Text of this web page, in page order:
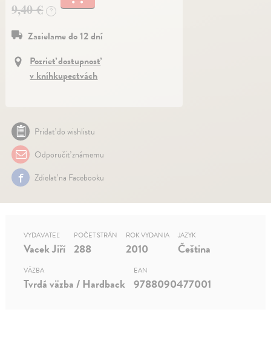
9,40 €
?
Zasielame do 12 dní
Pozrieť dostupnosť
v kníhkupectvách
Pridať do wishlistu
Odporučiť známemu
Zdielať na Facebooku
VYDAVATEĽ
Vacek Jiří
POČET STRÁN
288
ROK VYDANIA
2010
JAZYK
Čeština
VÄZBA
Tvrdá väzba / Hardback
EAN
9788090477001